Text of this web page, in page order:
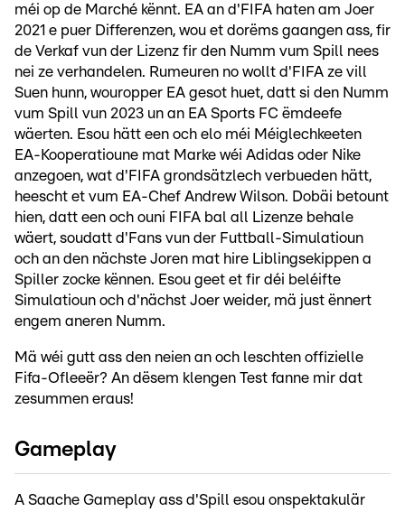
méi op de Marché kënnt. EA an d'FIFA haten am Joer
2021 e puer Differenzen, wou et dorëms gaangen ass, fir
de Verkaf vun der Lizenz fir den Numm vum Spill nees
nei ze verhandelen. Rumeuren no wollt d'FIFA ze vill
Suen hunn, wouropper EA gesot huet, datt si den Numm
vum Spill vun 2023 un an EA Sports FC ëmdeefe
wäerten. Esou hätt een och elo méi Méiglechkeeten
EA-Kooperatioune mat Marke wéi Adidas oder Nike
anzegoen, wat d'FIFA grondsätzlech verbueden hätt,
heescht et vum EA-Chef Andrew Wilson. Dobäi betount
hien, datt een och ouni FIFA bal all Lizenze behale
wäert, soudatt d'Fans vun der Futtball-Simulatioun
och an den nächste Joren mat hire Liblingsekippen a
Spiller zocke kënnen. Esou geet et fir déi beléifte
Simulatioun och d'nächst Joer weider, mä just ënnert
engem aneren Numm.
Mä wéi gutt ass den neien an och leschten offizielle
Fifa-Ofleeër? An dësem klengen Test fanne mir dat
zesummen eraus!
Gameplay
A Saache Gameplay ass d'Spill esou onspektakulär